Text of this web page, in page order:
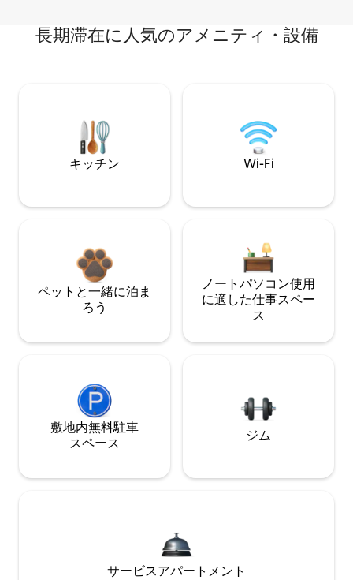
長期滞在に人気のアメニティ・設備
キッチン Wi-Fi
ペットと一緒に泊ま
ろう
ノートパソコン使用
に適した仕事スペー
ス
敷地内無料駐⁠車
ス⁠ペ⁠ー⁠ス
ジム
サービスアパートメント